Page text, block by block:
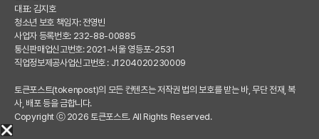
대표: 김지호
청소년 보호 책임자: 전영빈
사업자 등록번호: 232-88-00885
통신판매업신고번호: 2021-서울 영등포-2531
직업정보제공사업신고번호 : J1204020230009
토큰포스트(tokenpost)의 모든 컨텐츠는 저작권 법의 보호를 받는 바, 무단 전재, 복
사, 배포 등을 금합니다.
Copyright ⓒ 2026 토큰포스트. All Rights Reserved.